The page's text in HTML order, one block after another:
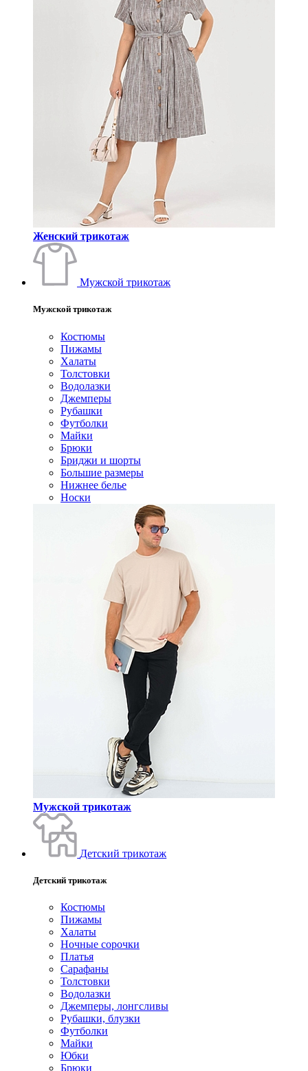
Женский трикотаж
Мужской трикотаж
Мужской трикотаж
Костюмы
Пижамы
Халаты
Толстовки
Водолазки
Джемперы
Рубашки
Футболки
Майки
Брюки
Бриджи и шорты
Большие размеры
Нижнее белье
Носки
Мужской трикотаж
Детский трикотаж
Детский трикотаж
Костюмы
Пижамы
Халаты
Ночные сорочки
Платья
Сарафаны
Толстовки
Водолазки
Джемперы, лонгсливы
Рубашки, блузки
Футболки
Майки
Юбки
Брюки